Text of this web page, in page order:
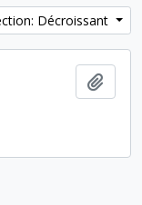
Décroissant